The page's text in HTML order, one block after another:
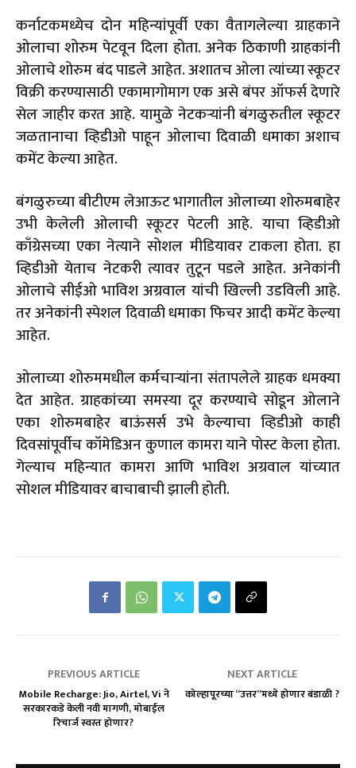
कर्नाटकमध्येच दोन महिन्यांपूर्वी एका वैतागलेल्या ग्राहकाने
ओलाचा शोरुम पेटवून दिला होता. अनेक ठिकाणी ग्राहकांनी
ओलाचे शोरुम बंद पाडले आहेत. अशातच ओला त्यांच्या स्कूटर
विक्री करण्यासाठी एकामागोमाग एक असे बंपर ऑफर्स देणारे
सेल जाहीर करत आहे. यामुळे नेटकऱ्यांनी बंगळुरुतील स्कूटर
जळतानाचा व्हिडीओ पाहून ओलाचा दिवाळी धमाका अशाच
कमेंट केल्या आहेत.
बंगळुरुच्या बीटीएम लेआऊट भागातील ओलाच्या शोरुमबाहेर
उभी केलेली ओलाची स्कूटर पेटली आहे. याचा व्हिडीओ
काँग्रेसच्या एका नेत्याने सोशल मीडियावर टाकला होता. हा
व्हिडीओ येताच नेटकरी त्यावर तुटून पडले आहेत. अनेकांनी
ओलाचे सीईओ भाविश अग्रवाल यांची खिल्ली उडविली आहे.
तर अनेकांनी स्पेशल दिवाळी धमाका फिचर आदी कमेंट केल्या
आहेत.
ओलाच्या शोरुममधील कर्मचाऱ्यांना संतापलेले ग्राहक धमक्या
देत आहेत. ग्राहकांच्या समस्या दूर करण्याचे सोडून ओलाने
एका शोरुमबाहेर बाऊंसर्स उभे केल्याचा व्हिडीओ काही
दिवसांपूर्वीच कॉमेडिअन कुणाल कामरा याने पोस्ट केला होता.
गेल्याच महिन्यात कामरा आणि भाविश अग्रवाल यांच्यात
सोशल मीडियावर बाचाबाची झाली होती.
PREVIOUS ARTICLE
Mobile Recharge: Jio, Airtel, Vi ने
सरकारकडे केली नवी मागणी, मोबाईल
रिचार्ज स्वस्त होणार?
NEXT ARTICLE
कोल्हापूरच्या “उत्तर”मध्ये होणार बंडाळी ?